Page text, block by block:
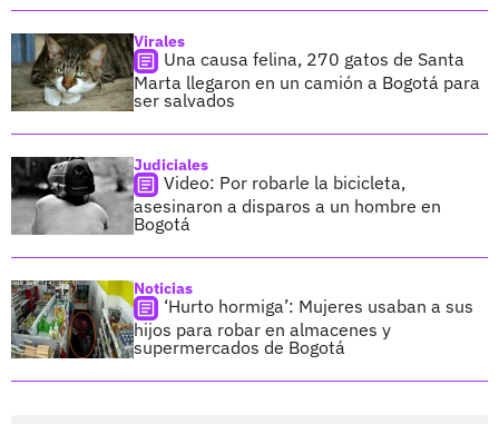
Virales
Una causa felina, 270 gatos de Santa
Marta llegaron en un camión a Bogotá para
ser salvados
Judiciales
Video: Por robarle la bicicleta,
asesinaron a disparos a un hombre en
Bogotá
Noticias
‘Hurto hormiga’: Mujeres usaban a sus
hijos para robar en almacenes y
supermercados de Bogotá